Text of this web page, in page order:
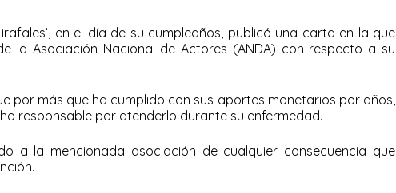
en el día de su cumpleaños, publicó una carta en la que
la Asociación Nacional de Actores (ANDA) con respecto a su
por más que ha cumplido con sus aportes monetarios por años,
responsable por atenderlo durante su enfermedad.
a la mencionada asociación de cualquier consecuencia que